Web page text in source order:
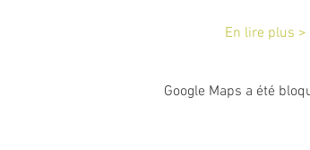
En lire plus >
Google Maps a été